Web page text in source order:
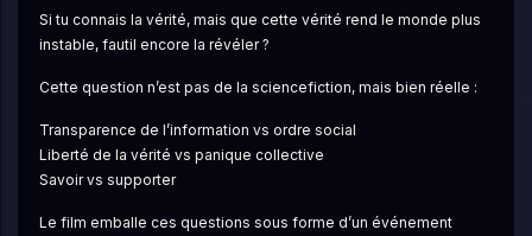
Si tu connais la vérité, mais que cette vérité rend le monde plus
instable, fautil encore la révéler ?
Cette question n’est pas de la sciencefiction, mais bien réelle :
Transparence de l’information vs ordre social
Liberté de la vérité vs panique collective
Savoir vs supporter
Le film emballe ces questions sous forme d’un événement